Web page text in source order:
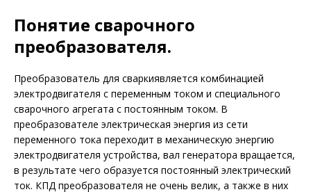
Понятие сварочного
преобразователя.
Преобразователь для сваркиявляется комбинацией
электродвигателя с переменным током и специального
сварочного агрегата с постоянным током. В
преобразователе электрическая энергия из сети
переменного тока переходит в механическую энергию
электродвигателя устройства, вал генератора вращается,
в результате чего образуется постоянный электрический
ток. КПД преобразователя не очень велик, а также в них